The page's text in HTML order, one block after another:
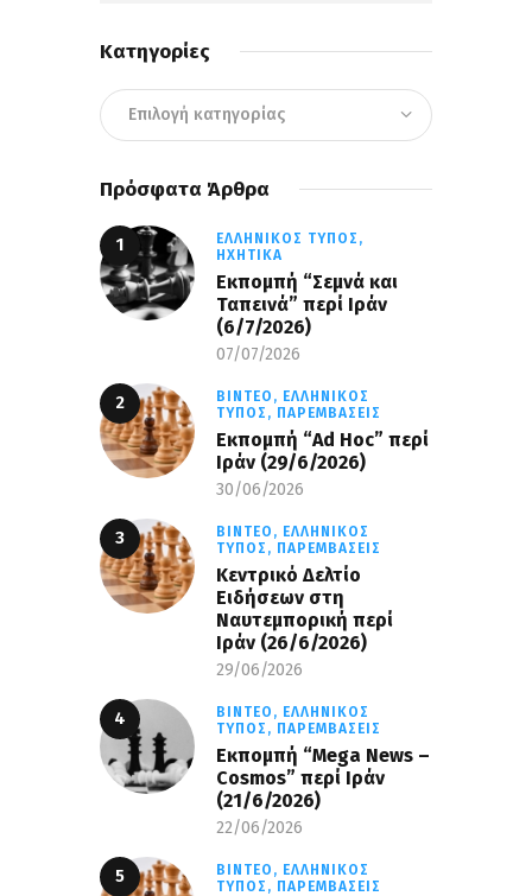
Κατηγορίες
Πρόσφατα Άρθρα
ΕΛΛΗΝΙΚΌΣ ΤΎΠΟΣ,
ΗΧΗΤΙΚΆ
Εκπομπή “Σεμνά και
Ταπεινά” περί Ιράν
(6/7/2026)
07/07/2026
ΒΊΝΤΕΟ, ΕΛΛΗΝΙΚΌΣ
ΤΎΠΟΣ, ΠΑΡΕΜΒΆΣΕΙΣ
Εκπομπή “Ad Hoc” περί
Iράν (29/6/2026)
30/06/2026
ΒΊΝΤΕΟ, ΕΛΛΗΝΙΚΌΣ
ΤΎΠΟΣ, ΠΑΡΕΜΒΆΣΕΙΣ
Κεντρικό Δελτίο
Ειδήσεων στη
Ναυτεμπορική περί
Iράν (26/6/2026)
29/06/2026
ΒΊΝΤΕΟ, ΕΛΛΗΝΙΚΌΣ
ΤΎΠΟΣ, ΠΑΡΕΜΒΆΣΕΙΣ
Eκπομπή “Mega News –
Cosmos” περί Ιράν
(21/6/2026)
22/06/2026
ΒΊΝΤΕΟ, ΕΛΛΗΝΙΚΌΣ
ΤΎΠΟΣ, ΠΑΡΕΜΒΆΣΕΙΣ